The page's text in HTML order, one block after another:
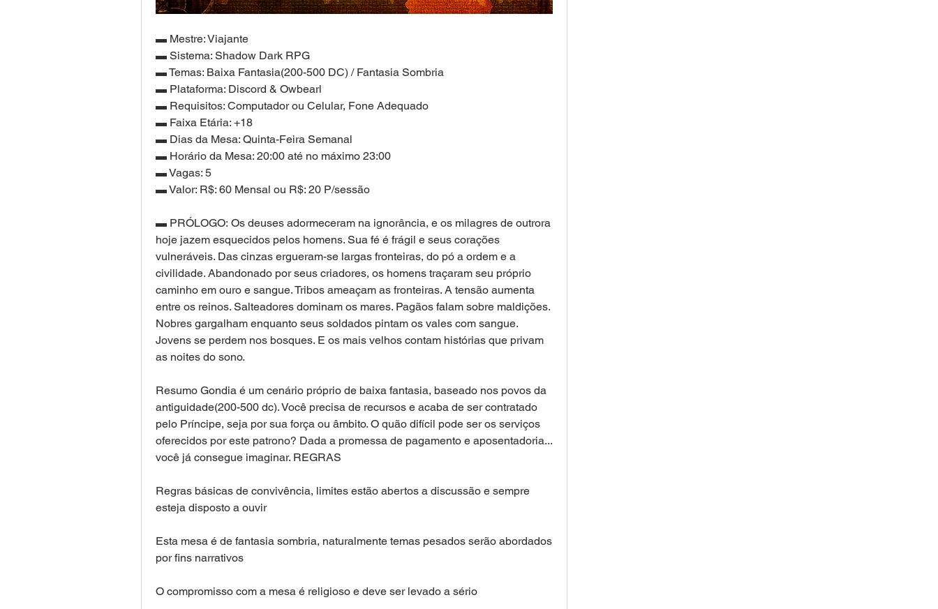
▬ Mestre: Viajante
▬ Sistema: Shadow Dark RPG
▬ Temas: Baixa Fantasia(200-500 DC) / Fantasia Sombria
▬ Plataforma: Discord & Owbearl
▬ Requisitos: Computador ou Celular, Fone Adequado
▬ Faixa Etária: +18
▬ Dias da Mesa: Quinta-Feira Semanal
▬ Horário da Mesa: 20:00 até no máximo 23:00
▬ Vagas: 5
▬ Valor: R$: 60 Mensal ou R$: 20 P/sessão
▬ PRÓLOGO: Os deuses adormeceram na ignorância, e os milagres de outrora
hoje jazem esquecidos pelos homens. Sua fé é frágil e seus corações
vulneráveis. Das cinzas ergueram-se largas fronteiras, do pó a ordem e a
civilidade. Abandonado por seus criadores, os homens traçaram seu próprio
caminho em ouro e sangue. Tribos ameaçam as fronteiras. A tensão aumenta
entre os reinos. Salteadores dominam os mares. Pagãos falam sobre maldições.
Nobres gargalham enquanto seus soldados pintam os vales com sangue.
Jovens se perdem nos bosques. E os mais velhos contam histórias que privam
as noites do sono.
Resumo Gondia é um cenário próprio de baixa fantasia, baseado nos povos da
antiguidade(200-500 dc). Você precisa de recursos e acaba de ser contratado
pelo Príncipe, seja por sua força ou âmbito. O quão difícil pode ser os serviços
oferecidos por este patrono? Dada a promessa de pagamento e aposentadoria...
você já consegue imaginar. REGRAS
Regras básicas de convivência, limites estão abertos a discussão e sempre
esteja disposto a ouvir
Esta mesa é de fantasia sombria, naturalmente temas pesados serão abordados
por fins narrativos
O compromisso com a mesa é religioso e deve ser levado a sério